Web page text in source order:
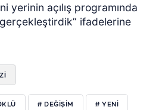
yerinin açılış programında
ifadelerine
# DEĞİŞİM # YENİ